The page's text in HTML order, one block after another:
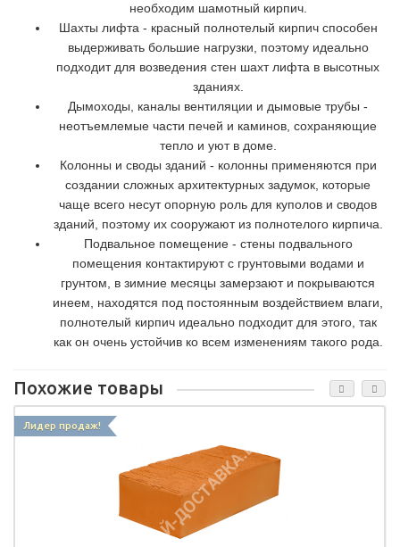
необходим шамотный кирпич.
Шахты лифта - красный полнотелый кирпич способен
выдерживать большие нагрузки, поэтому идеально
подходит для возведения стен шахт лифта в высотных
зданиях.
Дымоходы, каналы вентиляции и дымовые трубы -
неотъемлемые части печей и каминов, сохраняющие
тепло и уют в доме.
Колонны и своды зданий - колонны применяются при
создании сложных архитектурных задумок, которые
чаще всего несут опорную роль для куполов и сводов
зданий, поэтому их сооружают из полнотелого кирпича.
Подвальное помещение - стены подвального
помещения контактируют с грунтовыми водами и
грунтом, в зимние месяцы замерзают и покрываются
инеем, находятся под постоянным воздействием влаги,
полнотелый кирпич идеально подходит для этого, так
как он очень устойчив ко всем изменениям такого рода.
Похожие товары
Лидер продаж!